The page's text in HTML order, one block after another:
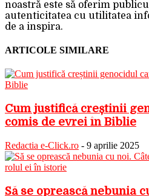
noastră este să oferim
autenticitatea cu utilitatea
de a inspira.
ARTICOLE SIMILARE
Cum justifică creștinii
comis de evrei în Biblie
Redactia e-Click.ro - 9 aprilie 2025
Să se oprească nebunia